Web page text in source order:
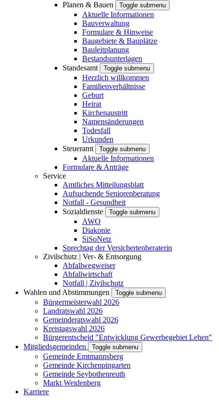
Planen & Bauen
Toggle submenu
Aktuelle Informationen
Bauverwaltung
Formulare & Hinweise
Baugebiete & Bauplätze
Bauleitplanung
Bestandsunterlagen
Standesamt
Toggle submenu
Herzlich willkommen
Familienverhältnisse
Geburt
Heirat
Kirchenaustritt
Namensänderungen
Todesfall
Urkunden
Steueramt
Toggle submenu
Aktuelle Informationen
Formulare & Anträge
Service
Amtliches Mitteilungsblatt
Aufsuchende Seniorenberatung
Notfall - Gesundheit
Sozialdienste
Toggle submenu
AWO
Diakonie
SiSoNetz
Sprechtag der Versichertenberaterin
Zivilschutz | Ver- & Entsorgung
Abfallwegweiser
Abfallwirtschaft
Notfall | Zivilschutz
Wahlen und Abstimmungen
Toggle submenu
Bürgermeisterwahl 2026
Landratswahl 2026
Gemeinderatswahl 2026
Kreistagswahl 2026
Bürgerentscheid "Entwicklung Gewerbegebiet Lehen"
Mitgliedsgemeinden
Toggle submenu
Gemeinde Emtmannsberg
Gemeinde Kirchenpingarten
Gemeinde Seybothenreuth
Markt Weidenberg
Karriere